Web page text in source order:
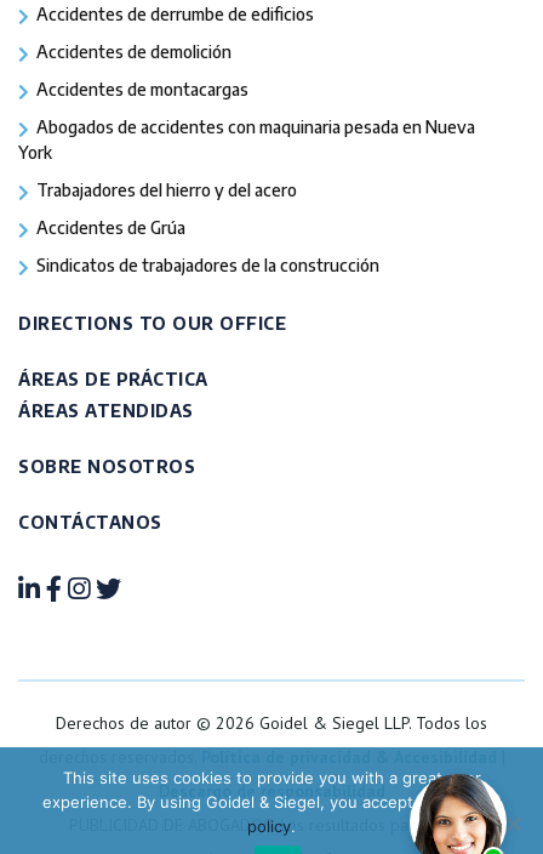
Accidentes de derrumbe de edificios
Accidentes de demolición
Accidentes de montacargas
Abogados de accidentes con maquinaria pesada en Nueva
York
Trabajadores del hierro y del acero
Accidentes de Grúa
Sindicatos de trabajadores de la construcción
DIRECTIONS TO OUR OFFICE
ÁREAS DE PRÁCTICA
ÁREAS ATENDIDAS
SOBRE NOSOTROS
CONTÁCTANOS
Derechos de autor © 2026 Goidel & Siegel LLP. Todos los
Descargo de responsabilidad
PUBLICIDAD DE ABOGADOS. Los resultados pasados no
This site uses cookies to provide you with a great user
experience. By using Goidel & Siegel, you accept ourprivacy
policy.